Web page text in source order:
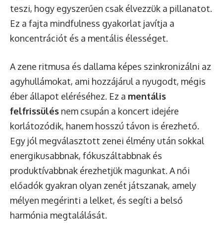
teszi, hogy egyszerűen csak élvezzük a pillanatot.
Ez a fajta mindfulness gyakorlat javítja a
koncentrációt és a mentális élességet.
A zene ritmusa és dallama képes szinkronizálni az
agyhullámokat, ami hozzájárul a nyugodt, mégis
éber állapot eléréséhez. Ez a mentális
felfrissülés nem csupán a koncert idejére
korlátozódik, hanem hosszú távon is érezhető.
Egy jól megválasztott zenei élmény után sokkal
energikusabbnak, fókuszáltabbnak és
produktívabbnak érezhetjük magunkat. A női
előadók gyakran olyan zenét játszanak, amely
mélyen megérinti a lelket, és segíti a belső
harmónia megtalálását.